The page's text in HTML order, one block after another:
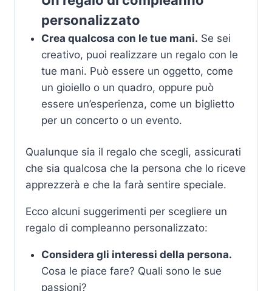
personalizzato
Crea qualcosa con le tue mani. Se sei
creativo, puoi realizzare un regalo con le
tue mani. Può essere un oggetto, come
un gioiello o un quadro, oppure può
essere un’esperienza, come un biglietto
per un concerto o un evento.
Qualunque sia il regalo che scegli, assicurati
che sia qualcosa che la persona che lo riceve
apprezzerà e che la farà sentire speciale.
Ecco alcuni suggerimenti per scegliere un
regalo di compleanno personalizzato:
Considera gli interessi della persona.
Cosa le piace fare? Quali sono le sue
passioni?